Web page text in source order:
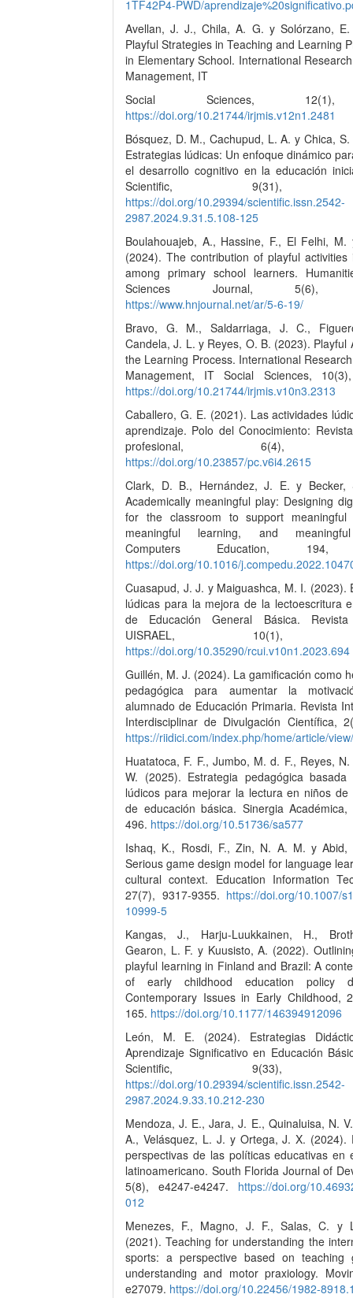
1TF42P4-PWD/
Avellan, J. J., Chila, A. G. y Solórzano,
Playful Strategies in Teaching and Learning
in Elementary School. International
Management, IT
Social Sciences,
https://doi.org/10.21744/irjmis.v12n1.2481
Bósquez, D. M., Cachupud, L. A. y Chica,
Estrategias lúdicas: Un enfoque dinámico
el desarrollo cognitivo en la educación
Scientific, 9(31),
https://doi.org/10.29394/scientific.issn.2542-
2987.2024.9.31.5.108-125
Boulahouajeb, A., Hassine, F., El Felhi,
(2024). The contribution of playful activities
among primary school learners.
Sciences Journal, 5(6),
https://www.hnjournal.net/ar/5-6-19/
Bravo, G. M., Saldarriaga, J. C.,
Candela, J. L. y Reyes, O. B. (2023). Playful
the Learning Process. International
Management, IT Social Sciences,
https://doi.org/10.21744/irjmis.v10n3.2313
Caballero, G. E. (2021). Las actividades
aprendizaje. Polo del Conocimiento:
profesional, 6(4),
https://doi.org/10.23857/pc.v6i4.2615
Clark, D. B., Hernández, J. E. y Becker,
Academically meaningful play: Designing
for the classroom to support meaningful
meaningful learning, and
Computers Education, 194,
https://doi.org/10.1016/
Cuasapud, J. J. y Maiguashca, M. I. (2023).
lúdicas para la mejora de la lectoescritura
de Educación General Básica. Revista
UISRAEL, 10(1),
https://doi.org/10.35290/rcui.v10n1.2023.694
Guillén, M. J. (2024). La gamificación como
pedagógica para aumentar la
alumnado de Educación Primaria. Revista
Interdisciplinar de Divulgación Científica,
https://riidici.com/index.php/home/article/
Huatatoca, F. F., Jumbo, M. d. F., Reyes,
W. (2025). Estrategia pedagógica
lúdicos para mejorar la lectura en niños de
de educación básica. Sinergia
496. https://doi.org/10.51736/sa577
Ishaq, K., Rosdi, F., Zin, N. A. M. y Abid,
Serious game design model for language
cultural context. Education Information
27(7), 9317-9355. https://doi.org/10.1007/
10999-5
Kangas, J., Harju-Luukkainen, H.,
Gearon, L. F. y Kuusisto, A. (2022).
playful learning in Finland and Brazil: A
of early childhood education policy
Contemporary Issues in Early Childhood,
165. https://doi.org/10.1177/146394912096
León, M. E. (2024). Estrategias
Aprendizaje Significativo en Educación
Scientific, 9(33),
https://doi.org/10.29394/scientific.issn.2542-
2987.2024.9.33.10.212-230
Mendoza, J. E., Jara, J. E., Quinaluisa, N.
A., Velásquez, L. J. y Ortega, J. X. (2024).
perspectivas de las políticas educativas en
latinoamericano. South Florida Journal of
5(8), e4247-e4247. https://doi.org/
012
Menezes, F., Magno, J. F., Salas, C. y
(2021). Teaching for understanding the
sports: a perspective based on teaching
understanding and motor praxiology.
e27079. https://doi.org/10.22456/1982-